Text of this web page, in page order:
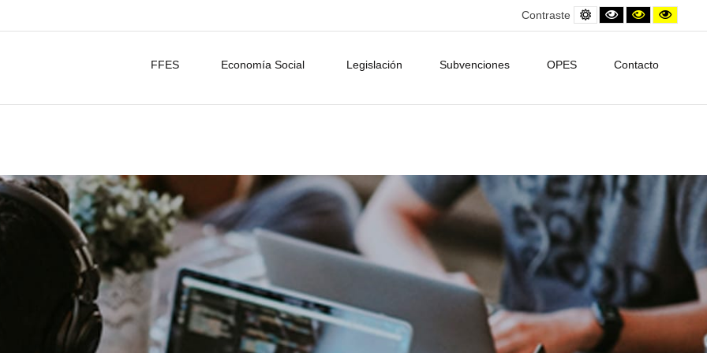
Contraste
Default
contrast
Black
and
Contraste
amarillo/
FFES Economía Social Legislación Subvenciones OPES Contacto